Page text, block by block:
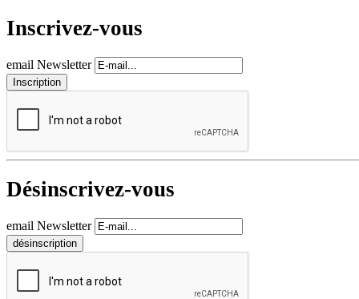
Inscrivez-vous
email Newsletter
Désinscrivez-vous
email Newsletter